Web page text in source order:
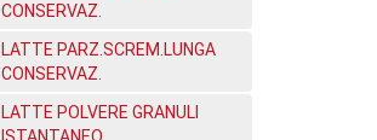
CONSERVAZ.
LATTE PARZ.SCREM.LUNGA
CONSERVAZ.
LATTE POLVERE GRANULI